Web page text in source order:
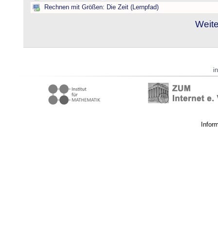
Rechnen mit Größen: Die Zeit (Lernpfad)